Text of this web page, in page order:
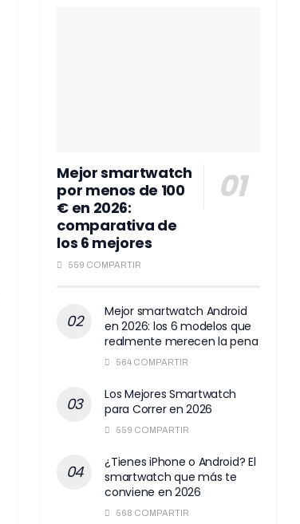
Mejor smartwatch
por menos de 100
€ en 2026:
comparativa de
los 6 mejores
559 COMPARTIR
Mejor smartwatch Android
en 2026: los 6 modelos que
realmente merecen la pena
564 COMPARTIR
Los Mejores Smartwatch
para Correr en 2026
559 COMPARTIR
¿Tienes iPhone o Android? El
smartwatch que más te
conviene en 2026
568 COMPARTIR